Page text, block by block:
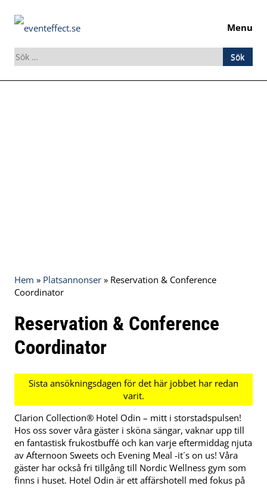
Menu
Sök
efter:
Hem » Platsannonser » Reservation & Conference
Coordinator
Reservation & Conference
Coordinator
Clarion Collection® Hotel Odin – mitt i storstadspulsen!
Hos oss sover våra gäster i sköna sängar, vaknar upp till
en fantastisk frukostbuffé och kan varje eftermiddag njuta
av Afternoon Sweets och Evening Meal -it´s on us! Våra
gäster har också fri tillgång till Nordic Wellness gym som
finns i huset. Hotel Odin är ett affärshotell med fokus på